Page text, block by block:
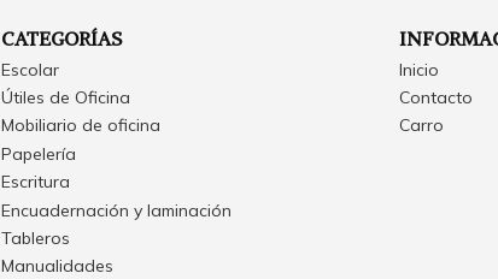
CATEGORÍAS
Escolar
Útiles de Oficina
Mobiliario de oficina
Papelería
Escritura
Encuadernación y laminación
Tableros
Manualidades
Inicio
Contacto
Carro